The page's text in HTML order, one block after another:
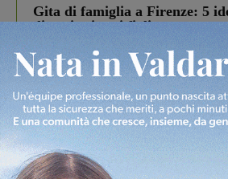
Gita di famiglia a Firenze: 5
divertire i tuoi figli